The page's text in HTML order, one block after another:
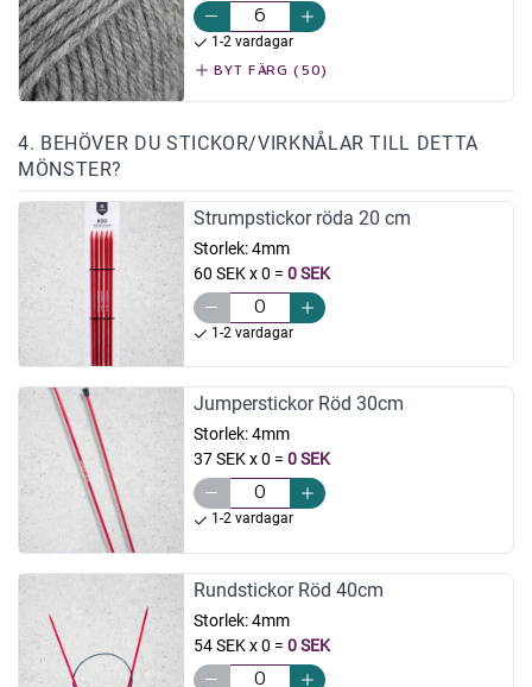
1-2 vardagar
BYT FÄRG (50)
4. BEHÖVER DU STICKOR/VIRKNÅLAR TILL DETTA
MÖNSTER?
Strumpstickor röda 20 cm
Storlek:4mm
60 SEK x 0 = 0 SEK
1-2 vardagar
Jumperstickor Röd 30cm
Storlek:4mm
37 SEK x 0 = 0 SEK
1-2 vardagar
Rundstickor Röd 40cm
Storlek:4mm
54 SEK x 0 = 0 SEK